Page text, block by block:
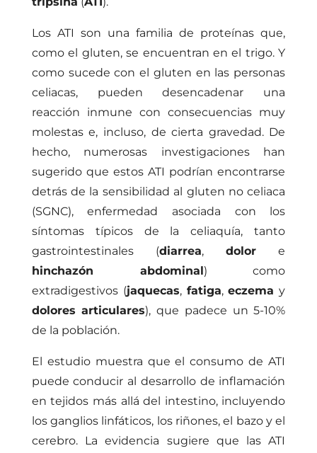
Los ATI son una familia de proteínas que,
como el gluten, se encuentran en el trigo. Y
como sucede con el gluten en las personas
celiacas, pueden desencadenar una
reacción inmune con consecuencias muy
molestas e, incluso, de cierta gravedad. De
hecho, numerosas investigaciones han
sugerido que estos ATI podrían encontrarse
detrás de la sensibilidad al gluten no celiaca
(SGNC), enfermedad asociada con los
síntomas típicos de la celiaquía, tanto
gastrointestinales (diarrea,dolor e
hinchazón abdominal) como
extradigestivos (jaquecas, fatiga,eczema y
dolores articulares), que padece un 5-10%
de la población.
El estudio muestra que el consumo de ATI
puede conducir al desarrollo de inflamación
en tejidos más allá del intestino, incluyendo
los ganglios linfáticos, los riñones, el bazo y el
cerebro. La evidencia sugiere que las ATI